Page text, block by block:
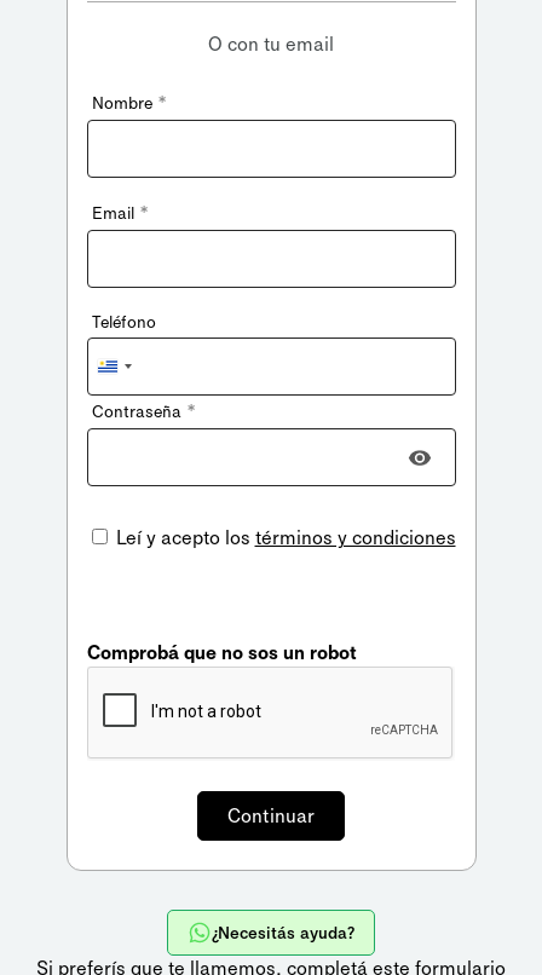
O con tu email
Nombre *
Email *
Teléfono
Uruguay
+598
Contraseña *
Leí y acepto los términos y condiciones
Comprobá que no sos un robot
¿Necesitás ayuda?
Si preferís que te llamemos, completá este formulario